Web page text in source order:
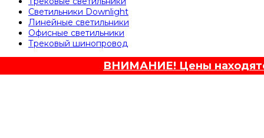
Светильники Downlight
Линейные светильники
Офисные светильники
Трековый шинопровод
ВНИМАНИЕ! Цены